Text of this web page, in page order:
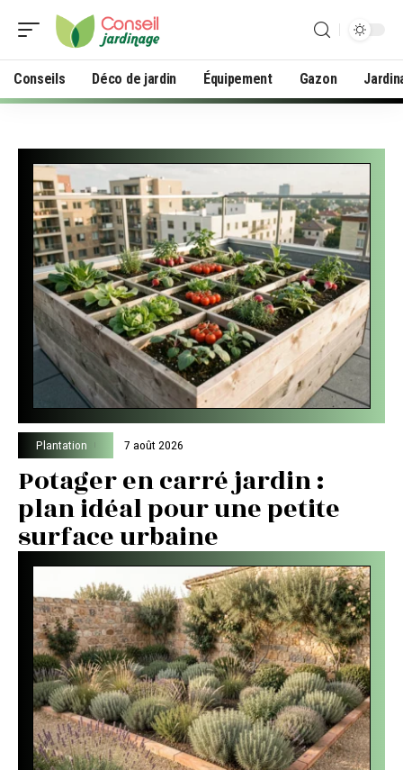
Conseils Déco de jardin Équipement Gazon
Plantation 7 août 2026
Potager en carré jardin :
plan idéal pour une petite
surface urbaine